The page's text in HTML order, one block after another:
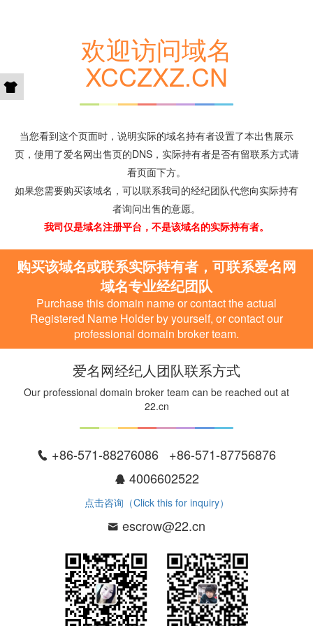
欢迎访问域名
XCCZXZ.CN
当您看到这个页面时，说明实际的域名持有者设置了本出售展示
页，使用了爱名网出售页的DNS，实际持有者是否有留联系方式请
看页面下方。
如果您需要购买该域名，可以联系我司的经纪团队代您向实际持有
者询问出售的意愿。
我司仅是域名注册平台，不是该域名的实际持有者。
购买该域名或联系实际持有者，可联系爱名网
域名专业经纪团队
Purchase this domain name or contact the actual
Registered Name Holder by yourself, or contact our
professional domain broker team.
爱名网经纪人团队联系方式
Our professional domain broker team can be reached out at
22.cn
+86-571-88276086 +86-571-87756876
4006602522
点击咨询（Click this for inquiry）
escrow@22.cn